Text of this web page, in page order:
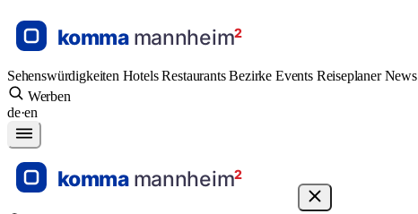
Sehenswürdigkeiten HotelsRestaurantsBezirke Events ReiseplanerNews
Werben
de·en